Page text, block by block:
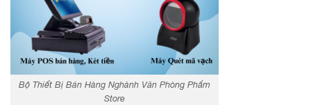
Bộ Thiết Bị Bán Hàng Nghành Văn Phòng Phẩm
Store